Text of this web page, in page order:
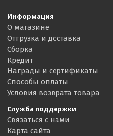
Информация
О магазине
Отгрузка и доставка
Сборка
Кредит
Награды и сертификаты
Способы оплаты
Условия возврата товара
Служба поддержки
Связаться с нами
Карта сайта